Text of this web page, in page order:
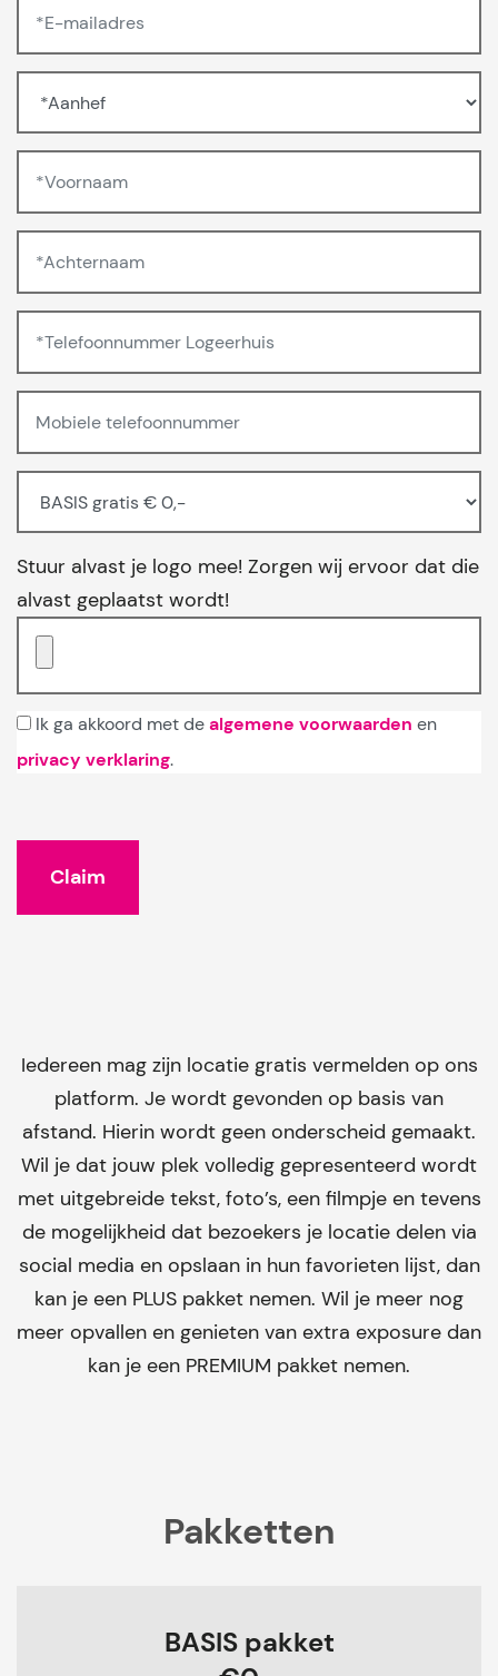
Stuur alvast je logo mee! Zorgen wij ervoor dat die
alvast geplaatst wordt!
Ik ga akkoord met dealgemene voorwaarden en
privacy verklaring.
Iedereen mag zijn locatie gratis vermelden op ons
platform. Je wordt gevonden op basis van
afstand. Hierin wordt geen onderscheid gemaakt.
Wil je dat jouw plek volledig gepresenteerd wordt
met uitgebreide tekst, foto’s, een filmpje en tevens
de mogelijkheid dat bezoekers je locatie delen via
social media en opslaan in hun favorieten lijst, dan
kan je een PLUS pakket nemen. Wil je meer nog
meer opvallen en genieten van extra exposure dan
kan je een PREMIUM pakket nemen.
Pakketten
BASIS pakket